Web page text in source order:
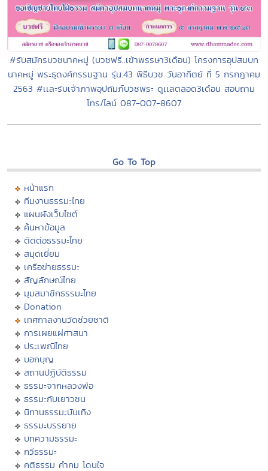
#รับสมัครบวชนาคหมู่ (บวชฟรี..เข้าพรรษา3เดือน) โครงการอุปสมบท
นาคหมู่ พระธุดงค์กรรมฐาน รุ่น.43 พิธีบวช วันอาทิตย์ ที่ 5 กรกฏาคม
2563 #เเละรับเจ้าภาพอุปถัมภ์บวชพระ ดูเเลตลอด3เดือน สอบถาม
โทร/ไลน์ 087-007-8607
Go To Top
หน้าแรก
ทีมงานธรรมะไทย
แผนผังเว็บไซต์
ค้นหาข้อมูล
ติดต่อธรรมะไทย
สมุดเยี่ยม
เครือข่ายธรรมะ
สัญลักษณ์ไทย
มุมสมาชิกธรรมะไทย
Donation
เทศกาลงานวัดช่วยชาติ
การเผยแผ่ศาสนา
ประเพณีไทย
บอกบุญ
สถานปฏิบัติธรรม
ธรรมะจากหลวงพ่อ
ธรรมะกับเยาวชน
นิทานธรรมะบันเทิง
ธรรมะบรรยาย
บทความธรรมะ
กวีธรรมะ
คติธรรม คำคม โดนใจ